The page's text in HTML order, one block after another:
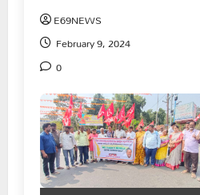
E69NEWS
February 9, 2024
0